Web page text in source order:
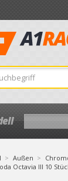
Außen
Octavia III 10